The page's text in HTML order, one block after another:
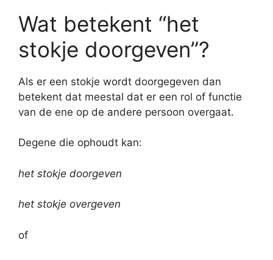
Wat betekent “het
stokje doorgeven”?
Als er een stokje wordt doorgegeven dan
betekent dat meestal dat er een rol of functie
van de ene op de andere persoon overgaat.
Degene die ophoudt kan:
het stokje doorgeven
het stokje overgeven
of